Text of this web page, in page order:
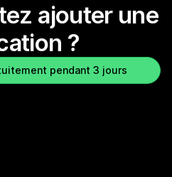
ajouter une
?
pendant 3 jours